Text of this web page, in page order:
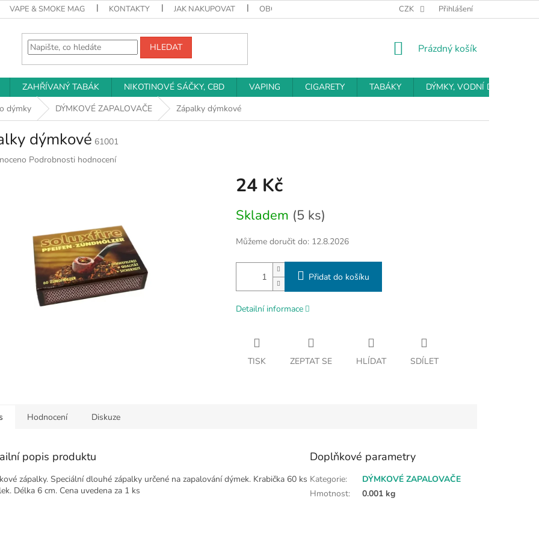
VAPE & SMOKE MAG KONTAKTY JAK NAKUPOVAT OBCHODNÍ PODMÍNKY PODMÍNKY OCHRANY OSOBNÍCH ÚDAJŮ
CZK Přihlášení
HLEDAT
NÁKUPNÍ
Prázdný košík
ZAHŘÍVANÝ TABÁK NIKOTINOVÉ SÁČKY, CBD VAPING CIGARETY TABÁKY
DÝMKY, VODNÍ DÝMKY
dýmky DÝMKOVÉ ZAPALOVAČE Zápalky dýmkové
dýmkové 61001
Podrobnosti hodnocení
24 Kč
cena:
Skladem (5 ks)
Můžeme doručit do: 12.8.2026
Přidat do košíku
Detailní informace
TISK ZEPTAT SE HLÍDAT SDÍLET
Hodnocení Diskuze
popis produktu
zápalky. Speciální dlouhé zápalky určené na zapalování dýmek. Krabička 60 ks
Délka 6 cm. Cena uvedena za 1 ks
Doplňkové parametry
Kategorie:
DÝMKOVÉ ZAPALOVAČE
Hmotnost: 0.001 kg